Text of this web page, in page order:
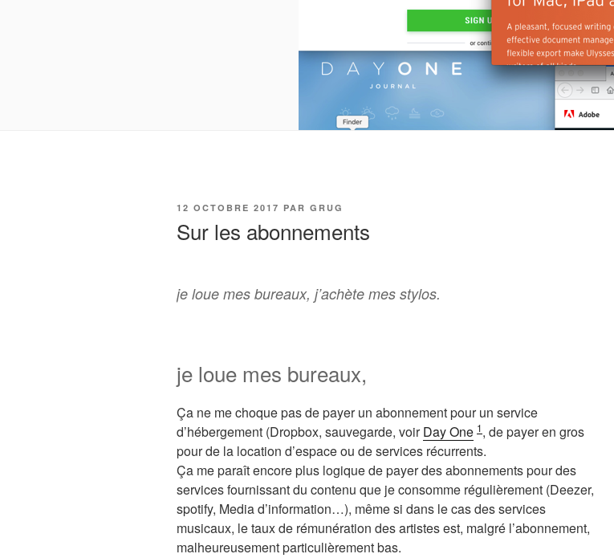
PUBLIÉ
12 OCTOBRE 2017 PAR GRUG
Sur les abonnements
je loue mes bureaux, j’achète mes stylos.
je loue mes bureaux,
Ça ne me choque pas de payer un abonnement pour un service
d’hébergement (Dropbox, sauvegarde, voirDay One 1, de payer en gros
pour de la location d’espace ou de services récurrents.
Ça me paraît encore plus logique de payer des abonnements pour des
services fournissant du contenu que je consomme régulièrement (Deezer,
spotify, Media d’information…), même si dans le cas des services
musicaux, le taux de rémunération des artistes est, malgré l’abonnement,
malheureusement particulièrement bas.